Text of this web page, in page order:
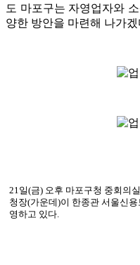
도 마포구는 자영업자와
양한 방안을 마련해 나가
21일(금) 오후 마포구청 중회의
청장(가운데)이 한종관 서울신
영하고 있다.